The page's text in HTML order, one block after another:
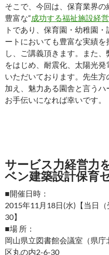
そこで、今回は、保育業界
豊富な“成功する福祉施設経
トであり、保育園・幼稚園
ートにおいても豊富な実績
し、ご講義頂きます。また
をはじめ、耐震化、太陽光
いただいております。先生
加え、魅力ある園舎と言う
お手伝いになれば幸いです。
サービス力経営力
ベン建築設計保育
■開催日時：
2015年11月18日(水)【当日
30】
■場 所：
岡山県立図書館会議室（県
区丸の内2-6-30